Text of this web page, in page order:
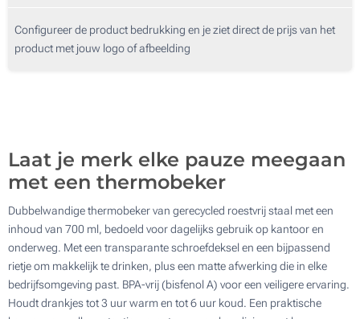
100
Configureer de product bedrukking en je ziet direct de prijs van het
product met jouw logo of afbeelding
Laat je merk elke pauze meegaan
met een thermobeker
Dubbelwandige thermobeker van gerecycled roestvrij staal met een
inhoud van 700 ml, bedoeld voor dagelijks gebruik op kantoor en
onderweg. Met een transparante schroefdeksel en een bijpassend
rietje om makkelijk te drinken, plus een matte afwerking die in elke
bedrijfsomgeving past. BPA-vrij (bisfenol A) voor een veiligere ervaring.
Houdt drankjes tot 3 uur warm en tot 6 uur koud. Een praktische